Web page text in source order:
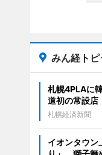
みん経トピ
札幌4PLAに
道初の常設店
札幌経済新聞
イオンタウン